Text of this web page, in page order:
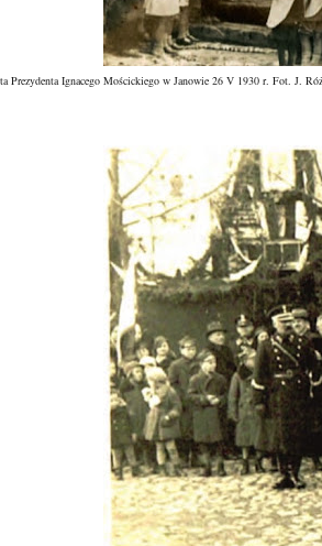
Prezydenta Ignacego Mościckiego w Janowie 26 V 1930 r. Fot. J.